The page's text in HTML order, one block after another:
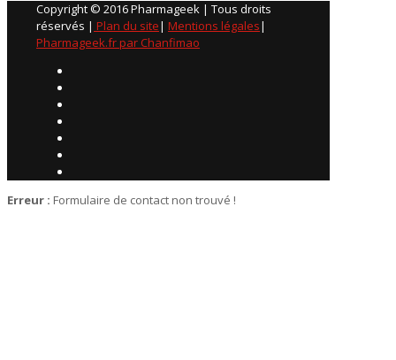
Copyright © 2016 Pharmageek | Tous droits
réservés | Plan du site| Mentions légales|
Pharmageek.fr par Chanfimao
Erreur : Formulaire de contact non trouvé !